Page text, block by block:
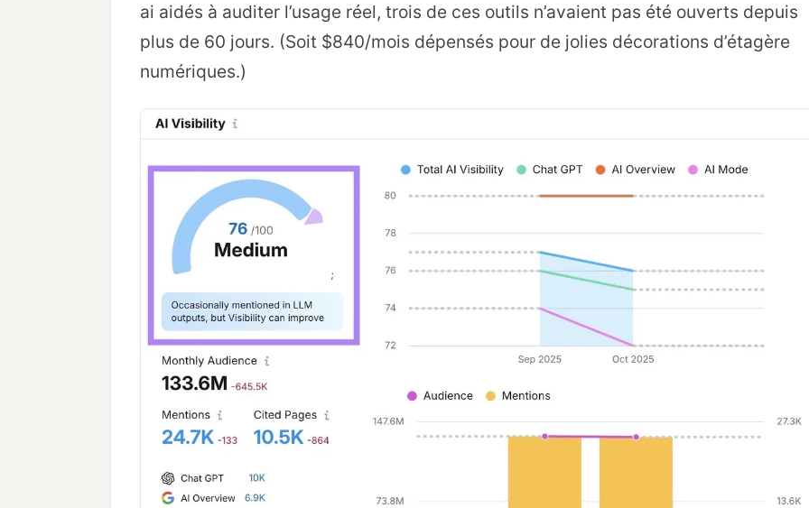
ai aidés à auditer l’usage réel, trois de ces outils n’avaient pas été ouverts depuis
plus de 60 jours. (Soit $840/mois dépensés pour de jolies décorations d’étagère
numériques.)